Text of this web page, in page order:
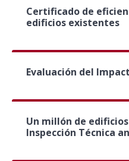
Certificado de
edificios existentes
Evaluación del
Un millón de
Inspección Técnica